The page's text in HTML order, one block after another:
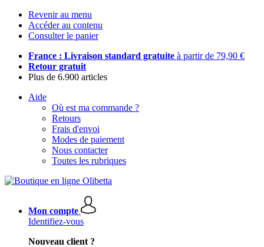
Revenir au menu
Accéder au contenu
Consulter le panier
France : Livraison standard gratuite à partir de 79,90 €
Retour gratuit
Plus de 6.900 articles
Aide
Où est ma commande ?
Retours
Frais d'envoi
Modes de paiement
Nous contacter
Toutes les rubriques
Mon compte
Identifiez-vous
Nouveau client ?